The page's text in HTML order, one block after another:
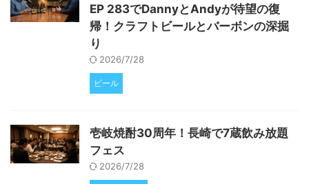
EP 283でDannyとAndyが待望の復
帰！クラフトビールとバーボンの深掘
り
2026/7/28
ビール
壱岐焼酎30周年！長崎で7蔵飲み放題
フェス
2026/7/28